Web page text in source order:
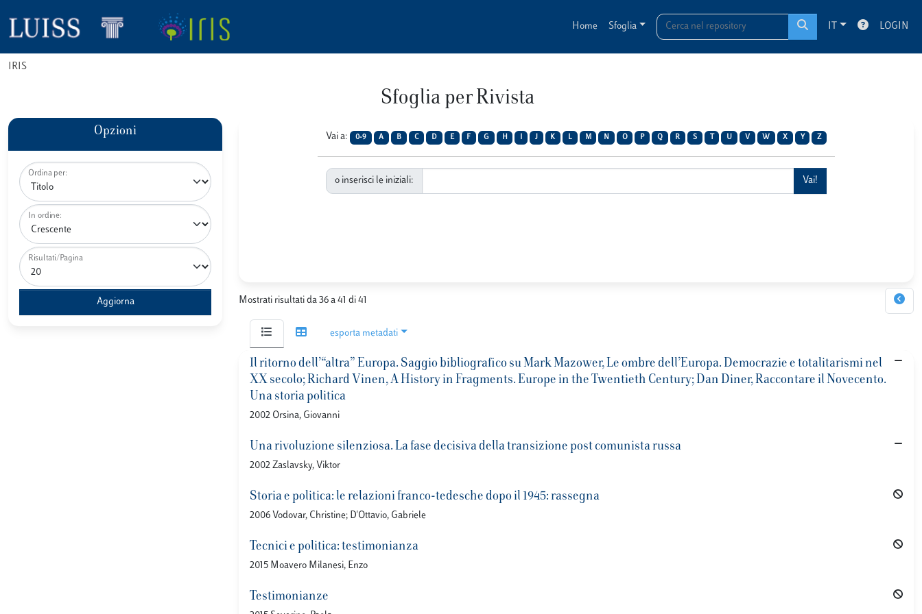
Home Sfoglia IT LOGIN
IRIS
Sfoglia per Rivista
Opzioni
Ordina per:
In ordine:
Risultati/Pagina
Vai a: 0-9 A B C D E F G H J K L M N O P Q R S U V W X Y Z
o inserisci le iniziali:
Mostrati risultati da 36 a 41 di 41
esporta metadati
Il ritorno dell’“altra” Europa. Saggio bibliografico su Mark Mazower, Le ombre dell’Europa. Democrazie e totalitarismi nel
XX secolo; Richard Vinen, A History in Fragments. Europe in the Twentieth Century; Dan Diner, Raccontare il Novecento.
Una storia politica
2002 Orsina, Giovanni
Una rivoluzione silenziosa. La fase decisiva della transizione post comunista russa
2002 Zaslavsky, Viktor
Storia e politica: le relazioni franco-tedesche dopo il 1945: rassegna
2006 Vodovar, Christine; D'Ottavio, Gabriele
Tecnici e politica: testimonianza
2015 Moavero Milanesi, Enzo
Testimonianze